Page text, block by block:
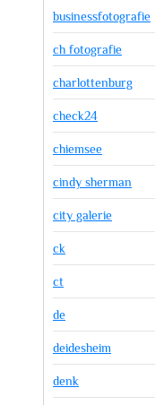
businessfotografie
ch fotografie
charlottenburg
check24
chiemsee
cindy sherman
city galerie
ck
ct
de
deidesheim
denk